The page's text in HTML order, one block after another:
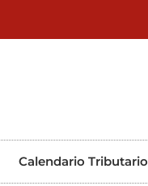
Calendario Tributario